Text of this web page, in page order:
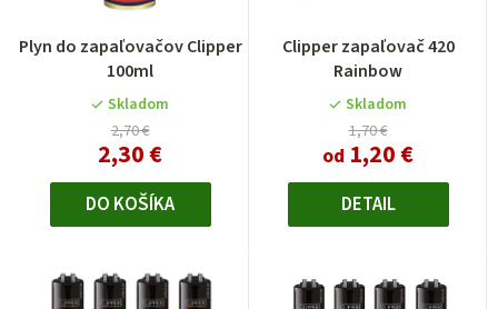
Plyn do zapaľovačov Clipper
100ml
Skladom
2,70 €
2,30 €
DO KOŠÍKA
Clipper zapaľovač 420
Rainbow
Skladom
1,70 €
od 1,20 €
DETAIL